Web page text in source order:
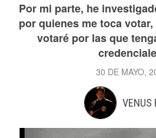
Por mi parte, he
por quienes me toca
votaré por las que
30 DE MAYO,
VENUS